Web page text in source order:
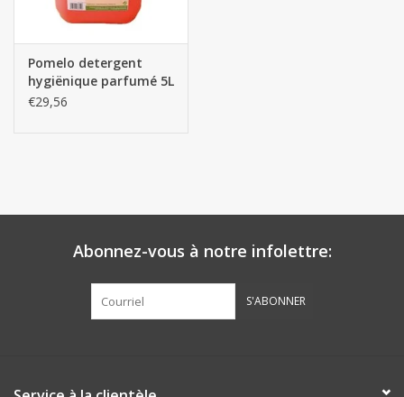
Pomelo detergent
hygiënique parfumé 5L
€29,56
Abonnez-vous à notre infolettre:
S'ABONNER